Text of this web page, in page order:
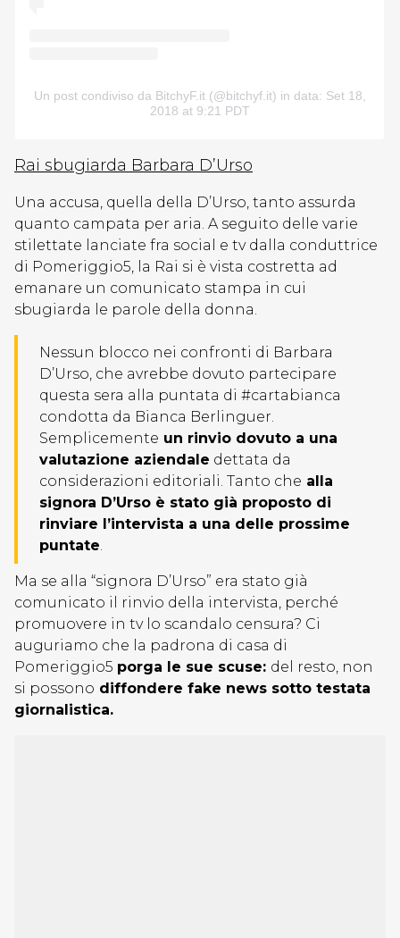
Un post condiviso da BitchyF.it (@bitchyf.it) in data: Set 18,
2018 at 9:21 PDT
Rai sbugiarda Barbara D’Urso
Una accusa, quella della D’Urso, tanto assurda
quanto campata per aria. A seguito delle varie
stilettate lanciate fra social e tv dalla conduttrice
di Pomeriggio5, la Rai si è vista costretta ad
emanare un comunicato stampa in cui
sbugiarda le parole della donna.
Nessun blocco nei confronti di Barbara
D’Urso, che avrebbe dovuto partecipare
questa sera alla puntata di #cartabianca
condotta da Bianca Berlinguer.
Semplicemente un rinvio dovuto a una
valutazione aziendale dettata da
considerazioni editoriali. Tanto che alla
signora D’Urso è stato già proposto di
rinviare l’intervista a una delle prossime
puntate
Ma se alla “signora D’Urso” era stato già
comunicato il rinvio della intervista, perché
promuovere in tv lo scandalo censura? Ci
auguriamo che la padrona di casa di
Pomeriggio5 porga le sue scuse: del resto, non
si possono diffondere fake news sotto testata
giornalistica.